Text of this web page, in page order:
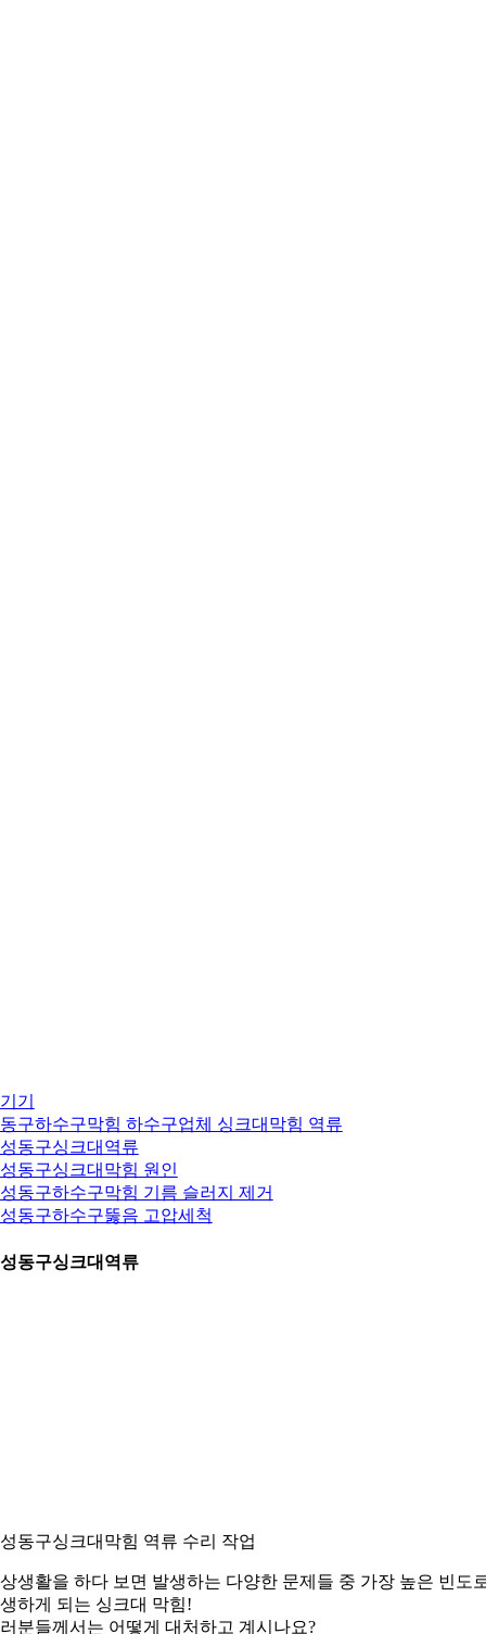
기
구하수구막힘 하수구업체 싱크대막힘 역류
동구싱크대역류
동구싱크대막힘 원인
동구하수구막힘 기름 슬러지 제거
동구하수구뚫음 고압세척
동구싱크대역류
동구싱크대막힘 역류 수리 작업
생활을 하다 보면 발생하는 다양한 문제들 중 가장 높은 빈도
하게 되는 싱크대 막힘!
분들께서는 어떻게 대처하고 계시나요?